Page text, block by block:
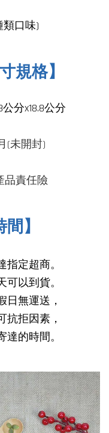
類口味)
規格】
分x18.8公分
(未開封)
品責任險
】
定超商。
以到貨。
日無運送，
抗拒因素，
達的時間。